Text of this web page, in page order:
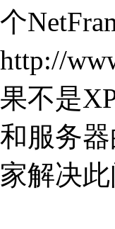
个
http://
果不是
和服务
家解决此